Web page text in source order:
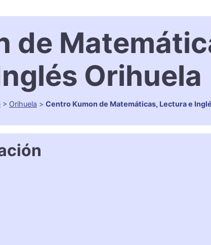
de
Orihuela
> Orihuela > Centro Kumon de Matemáticas, Lectura e